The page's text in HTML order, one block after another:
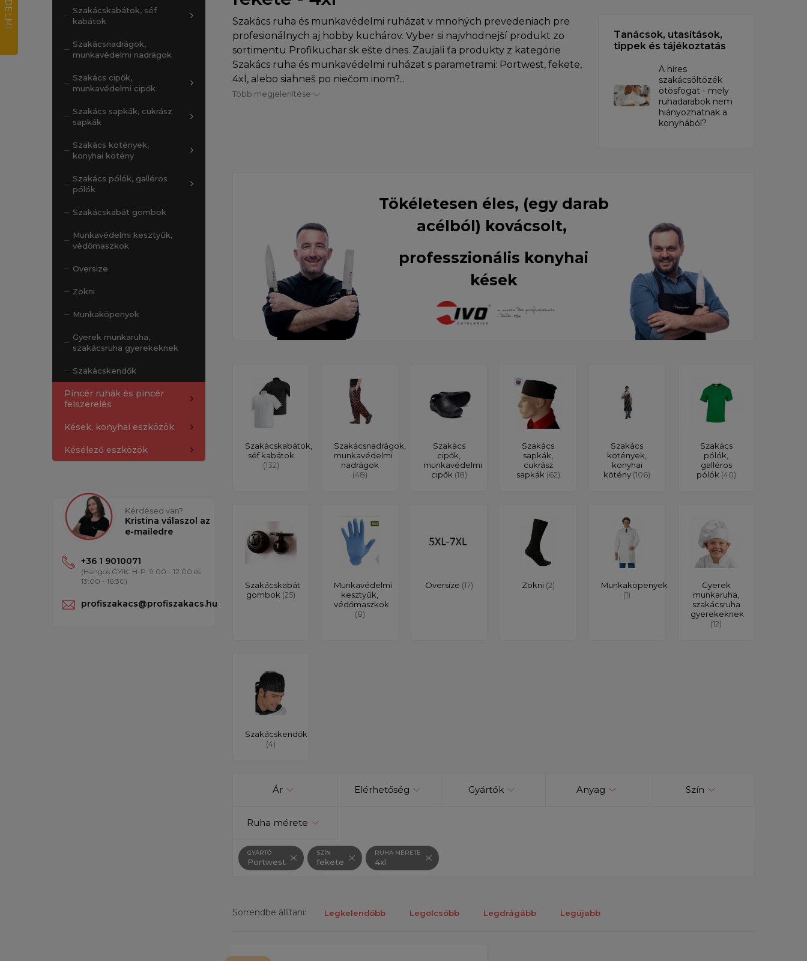
Szakácskabátok, séf
kabátok
Szakácsnadrágok,
munkavédelmi nadrágok
Szakács cipők,
munkavédelmi cipők
Szakács sapkák, cukrász
sapkák
Szakács kötények,
konyhai kötény
Szakács pólók, galléros
pólók
Szakácskabát gombok
Munkavédelmi kesztyűk,
védőmaszkok
Oversize
Zokni
Munkaköpenyek
Gyerek munkaruha,
szakácsruha gyerekeknek
Szakácskendők
Pincér ruhák és pincér
felszerelés
Kések, konyhai eszközök
Késélező eszközök
Kérdésed van?
Kristina válaszol az
e-mailedre
+36 1 9010071
(Hangos GYIK: H-P: 9:00 - 12:00 és
13:00 - 16:30)
profiszakacs@profiszakacs.hu
Szakács ruha és munkavédelmi ruházat v mnohých prevedeniach pre
profesionálnych aj hobby kuchárov. Vyber si najvhodnejší produkt zo
sortimentu Profikuchar.sk ešte dnes. Zaujali ťa produkty z kategórie
Szakács ruha és munkavédelmi ruházat s parametrami: Portwest, fekete,
4xl, alebo siahneš po niečom inom?...
Több megjelenítése
Tanácsok, utasítások,
tippek és tájékoztatás
A híres
szakácsöltözék
ötösfogat - mely
ruhadarabok nem
hiányozhatnak a
konyhából?
Tökéletesen éles, (egy darab
acélból) kovácsolt,
professzionális konyhai
kések
Szakácskabátok,
séf kabátok
(132)
Szakácsnadrágok,
munkavédelmi
nadrágok
(48)
Szakács
cipők,
munkavédelmi
cipők (18)
Szakács
sapkák,
cukrász
sapkák (62)
Szakács
kötények,
konyhai
kötény (106)
Szakács
pólók,
galléros
pólók (40)
Szakácskabát
gombok (25)
Munkavédelmi
kesztyűk,
védőmaszkok
(8)
Oversize (17) Zokni (2)
Munkaköpenyek
(1)
Gyerek
munkaruha,
szakácsruha
gyerekeknek
(12)
Szakácskendők
(4)
Ár Elérhetőség Gyártók Anyag Szín
Ruha mérete
GYÁRTÓ
Portwest
SZÍN
fekete
RUHA MÉRETE
4xl
Sorrendbe állítani: Legkelendőbb Legolcsóbb Legdrágább Legújabb